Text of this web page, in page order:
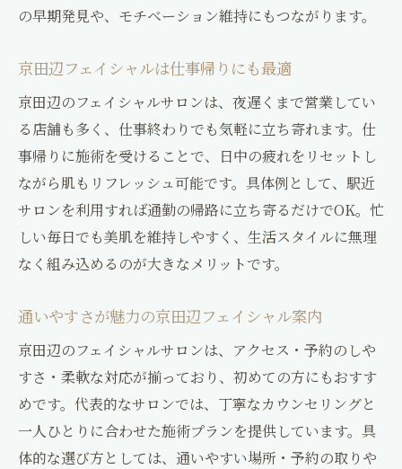
の早期発見や、モチベーション維持にもつながります。
京田辺フェイシャルは仕事帰りにも最適
京田辺のフェイシャルサロンは、夜遅くまで営業してい
る店舗も多く、仕事終わりでも気軽に立ち寄れます。仕
事帰りに施術を受けることで、日中の疲れをリセットし
ながら肌もリフレッシュ可能です。具体例として、駅近
サロンを利用すれば通勤の帰路に立ち寄るだけでOK。忙
しい毎日でも美肌を維持しやすく、生活スタイルに無理
なく組み込めるのが大きなメリットです。
通いやすさが魅力の京田辺フェイシャル案内
京田辺のフェイシャルサロンは、アクセス・予約のしや
すさ・柔軟な対応が揃っており、初めての方にもおすす
めです。代表的なサロンでは、丁寧なカウンセリングと
一人ひとりに合わせた施術プランを提供しています。具
体的な選び方としては、通いやすい場所・予約の取りや